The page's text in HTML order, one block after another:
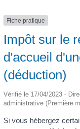
Fiche pratique
Impôt sur le
d'accueil
(déduction)
Vérifié le 17/04/2023 -
administrative (Première
Si vous hébergez